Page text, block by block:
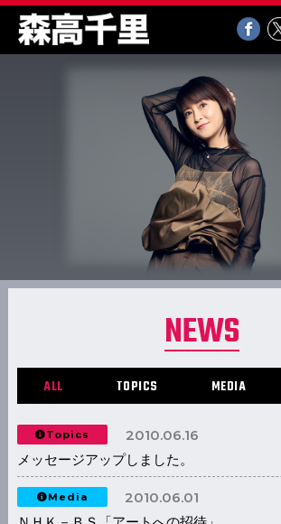
NEWS
ALL TOPICS MEDIA
Topics 2010.06.16
メッセージアップしました。
Media 2010.06.01